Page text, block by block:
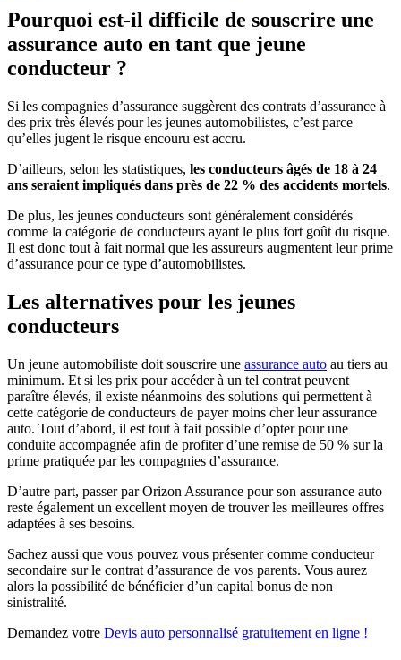
Pourquoi est-il difficile de souscrire une
assurance auto en tant que jeune
conducteur ?
Si les compagnies d’assurance suggèrent des contrats d’assurance à
des prix très élevés pour les jeunes automobilistes, c’est parce
qu’elles jugent le risque encouru est accru.
D’ailleurs, selon les statistiques, les conducteurs âgés de 18 à 24
ans seraient impliqués dans près de 22 % des accidents mortels.
De plus, les jeunes conducteurs sont généralement considérés
comme la catégorie de conducteurs ayant le plus fort goût du risque.
Il est donc tout à fait normal que les assureurs augmentent leur prime
d’assurance pour ce type d’automobilistes.
Les alternatives pour les jeunes
conducteurs
Un jeune automobiliste doit souscrire une assurance auto au tiers au
minimum. Et si les prix pour accéder à un tel contrat peuvent
paraître élevés, il existe néanmoins des solutions qui permettent à
cette catégorie de conducteurs de payer moins cher leur assurance
auto. Tout d’abord, il est tout à fait possible d’opter pour une
conduite accompagnée afin de profiter d’une remise de 50 % sur la
prime pratiquée par les compagnies d’assurance.
D’autre part, passer par Orizon Assurance pour son assurance auto
reste également un excellent moyen de trouver les meilleures offres
adaptées à ses besoins.
Sachez aussi que vous pouvez vous présenter comme conducteur
secondaire sur le contrat d’assurance de vos parents. Vous aurez
alors la possibilité de bénéficier d’un capital bonus de non
sinistralité.
Demandez votre Devis auto personnalisé gratuitement en ligne !